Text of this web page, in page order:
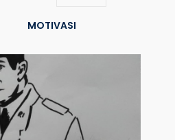
MOTIVASI